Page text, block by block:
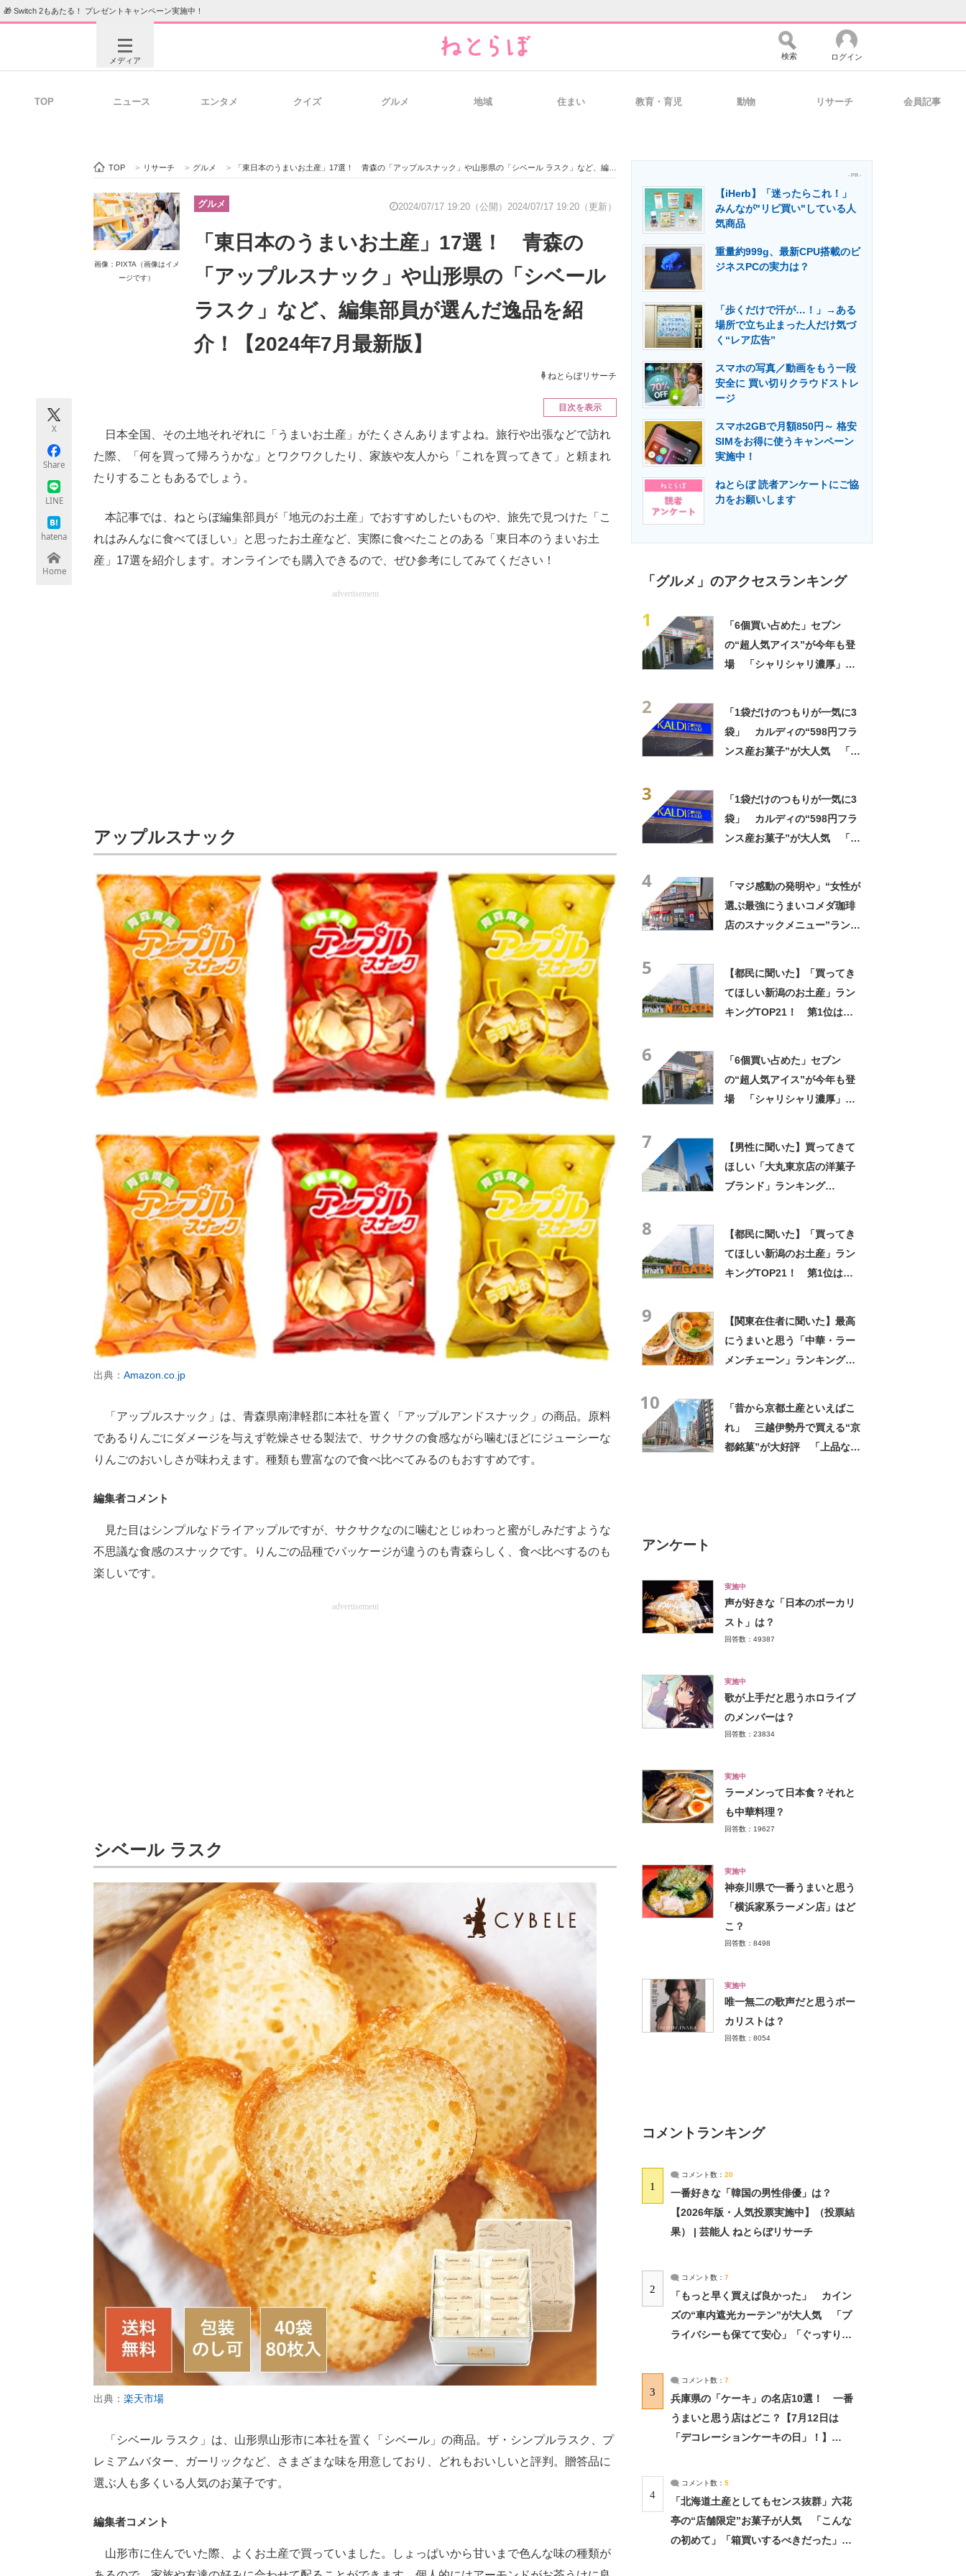
🎁 Switch 2もあたる！ プレゼントキャンペーン実施中！
メディア
ビジネスと働き方のヒント 経営リーダーのコミュニティ マーケ×ITの今がよく分かる
ITエンジニア向け専門サイト 製造業のIT導入・活用を支援
モノづくり技術者専門サイト エレクトロニクス専門サイト エネルギーの専門メディア 建設×テクノロジーの最前線
検索 ログイン
TOP ニュース エンタメ クイズ グルメ 地域 住まい 教育・育児 動物 リサーチ 会員記事
TOP > リサーチ > グルメ > 「東日本のうまいお土産」17選！ 青森の「アップルスナック」や山形県の「シベール ラスク」など、編集部員が選んだ逸品を紹介！【2024年7月最新版】
画像：PIXTA（画像はイメ
ージです）
グルメ 2024/07/17 19:20（公開） 2024/07/17 19:20（更新）
「東日本のうまいお土産」17選！ 青森の
「アップルスナック」や山形県の「シベール
ラスク」など、編集部員が選んだ逸品を紹
介！【2024年7月最新版】
ねとらぼリサーチ
X
Share
LINE
hatena
Home
目次を表示
日本全国、その土地それぞれに「うまいお土産」がたくさんありますよね。旅行や出張などで訪れ
た際、「何を買って帰ろうかな」とワクワクしたり、家族や友人から「これを買ってきて」と頼まれ
たりすることもあるでしょう。
本記事では、ねとらぼ編集部員が「地元のお土産」でおすすめしたいものや、旅先で見つけた「こ
れはみんなに食べてほしい」と思ったお土産など、実際に食べたことのある「東日本のうまいお土
産」17選を紹介します。オンラインでも購入できるので、ぜひ参考にしてみてください！
advertisement
アップルスナック
出典： Amazon.co.jp
「アップルスナック」は、青森県南津軽郡に本社を置く「アップルアンドスナック」の商品。原料
であるりんごにダメージを与えず乾燥させる製法で、サクサクの食感ながら噛むほどにジューシーな
りんごのおいしさが味わえます。種類も豊富なので食べ比べてみるのもおすすめです。
編集者コメント
見た目はシンプルなドライアップルですが、サクサクなのに噛むとじゅわっと蜜がしみだすような
不思議な食感のスナックです。りんごの品種でパッケージが違うのも青森らしく、食べ比べするのも
楽しいです。
advertisement
シベール ラスク
出典： 楽天市場
「シベール ラスク」は、山形県山形市に本社を置く「シベール」の商品。ザ・シンプルラスク、プ
レミアムバター、ガーリックなど、さまざまな味を用意しており、どれもおいしいと評判。贈答品に
選ぶ人も多くいる人気のお菓子です。
編集者コメント
山形市に住んでいた際、よくお土産で買っていました。しょっぱいから甘いまで色んな味の種類が
- PR -
【iHerb】「迷ったらこれ！」
みんなが"リピ買い"している人
気商品
重量約999g、最新CPU搭載のビ
ジネスPCの実力は？
「歩くだけで汗が…！」→ある
場所で立ち止まった人だけ気づ
く“レア広告”
スマホの写真／動画をもう一段
安全に 買い切りクラウドストレ
ージ
スマホ2GBで月額850円～ 格安
SIMをお得に使うキャンペーン
実施中！
ねとらぼ 読者アンケートにご協
力をお願いします
「グルメ」のアクセスランキング
1
「6個買い占めた」セブン
の“超人気アイス”が今年も登
場 「シャリシャリ濃厚」
2
「1袋だけのつもりが一気に3
袋」 カルディの“598円フラ
ンス産お菓子”が大人気 「デ
3
「1袋だけのつもりが一気に3
袋」 カルディの“598円フラ
ンス産お菓子”が大人気 「デ
4
「マジ感動の発明や」“女性が
選ぶ最強にうまいコメダ珈琲
店のスナックメニュー”ランキ
5
【都民に聞いた】「買ってき
てほしい新潟のお土産」ラン
キングTOP21！ 第1位は
6
「6個買い占めた」セブン
の“超人気アイス”が今年も登
場 「シャリシャリ濃厚」
7
【男性に聞いた】買ってきて
ほしい「大丸東京店の洋菓子
ブランド」ランキング
8
【都民に聞いた】「買ってき
てほしい新潟のお土産」ラン
キングTOP21！ 第1位は
9
【関東在住者に聞いた】最高
にうまいと思う「中華・ラー
メンチェーン」ランキング
10
「昔から京都土産といえばこ
れ」 三越伊勢丹で買える“京
都銘菓”が大好評 「上品な甘
アンケート
実施中
声が好きな「日本のボーカリ
スト」は？
回答数：49387
実施中
歌が上手だと思うホロライブ
のメンバーは？
回答数：23834
実施中
ラーメンって日本食？それと
も中華料理？
回答数：19627
実施中
神奈川県で一番うまいと思う
「横浜家系ラーメン店」はど
こ？
回答数：8498
実施中
唯一無二の歌声だと思うボー
カリストは？
回答数：8054
コメントランキング
1
コメント数： 20
一番好きな「韓国の男性俳優」は？
【2026年版・人気投票実施中】（投票結
果） | 芸能人 ねとらぼリサーチ
2
コメント数： 7
「もっと早く買えば良かった」 カイン
ズの“車内遮光カーテン”が大人気 「プ
ライバシーも保てて安心」「ぐっすり眠
3
コメント数： 7
兵庫県の「ケーキ」の名店10選！ 一番
うまいと思う店はどこ？【7月12日は
「デコレーションケーキの日」！】
4
コメント数： 5
「北海道土産としてもセンス抜群」六花
亭の“店舗限定”お菓子が人気 「こんな
の初めて」「箱買いするべきだった」